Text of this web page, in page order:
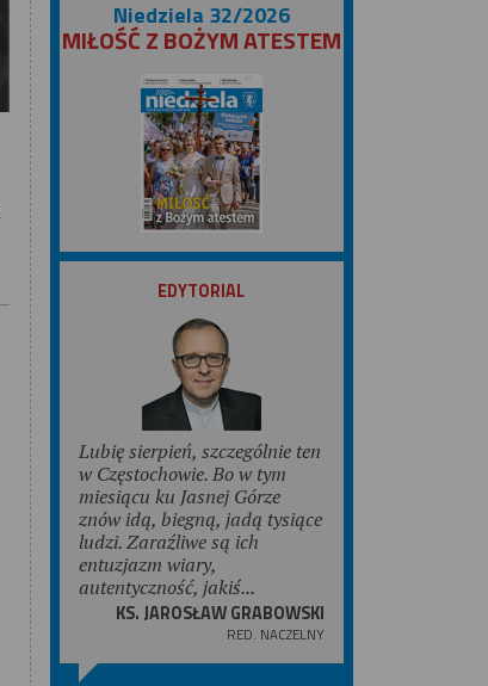
Niedziela 32/2026
MIŁOŚĆ Z BOŻYM ATESTEM
ZOBACZ
EDYTORIAL
Lubię sierpień, szczególnie ten
w Częstochowie. Bo w tym
miesiącu ku Jasnej Górze
znów idą, biegną, jadą tysiące
ludzi. Zaraźliwe są ich
entuzjazm wiary,
autentyczność, jakiś...
KS. JAROSŁAW GRABOWSKI
RED. NACZELNY